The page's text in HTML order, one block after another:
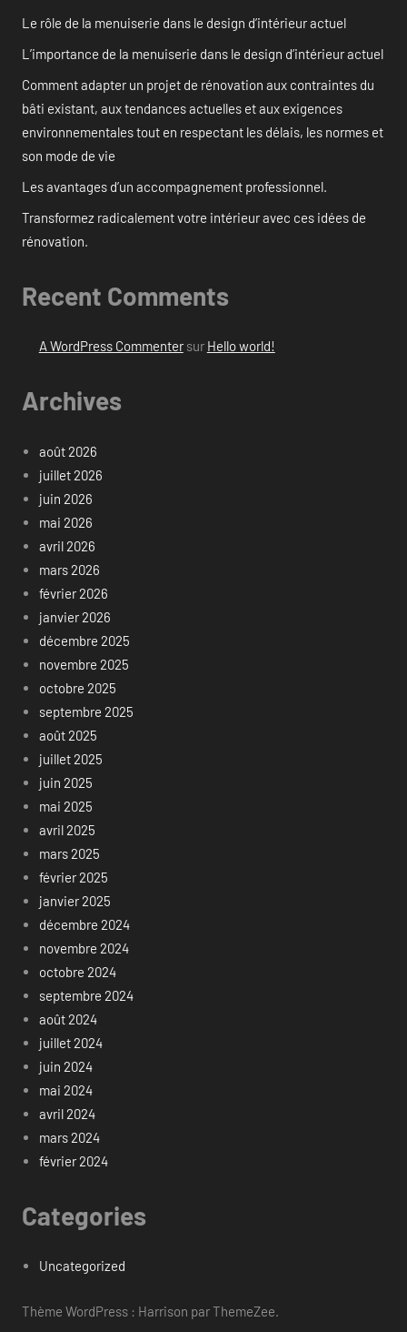
Le rôle de la menuiserie dans le design d’intérieur actuel
L’importance de la menuiserie dans le design d’intérieur actuel
Comment adapter un projet de rénovation aux contraintes du
bâti existant, aux tendances actuelles et aux exigences
environnementales tout en respectant les délais, les normes et
son mode de vie
Les avantages d’un accompagnement professionnel.
Transformez radicalement votre intérieur avec ces idées de
rénovation.
Recent Comments
A WordPress Commentersur Hello world!
Archives
août 2026
juillet 2026
juin 2026
mai 2026
avril 2026
mars 2026
février 2026
janvier 2026
décembre 2025
novembre 2025
octobre 2025
septembre 2025
août 2025
juillet 2025
juin 2025
mai 2025
avril 2025
mars 2025
février 2025
janvier 2025
décembre 2024
novembre 2024
octobre 2024
septembre 2024
août 2024
juillet 2024
juin 2024
mai 2024
avril 2024
mars 2024
février 2024
Categories
Uncategorized
Thème WordPress : Harrison par ThemeZee.